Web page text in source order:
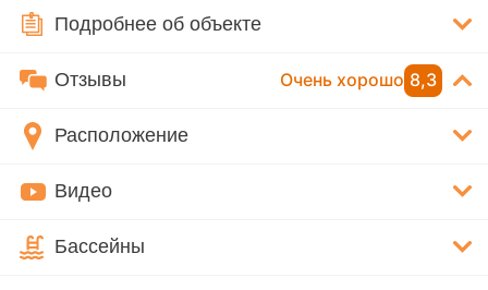
Подробнее об объекте
Отзывы Очень хорошо 8,3
Расположение
Видео
Бассейны